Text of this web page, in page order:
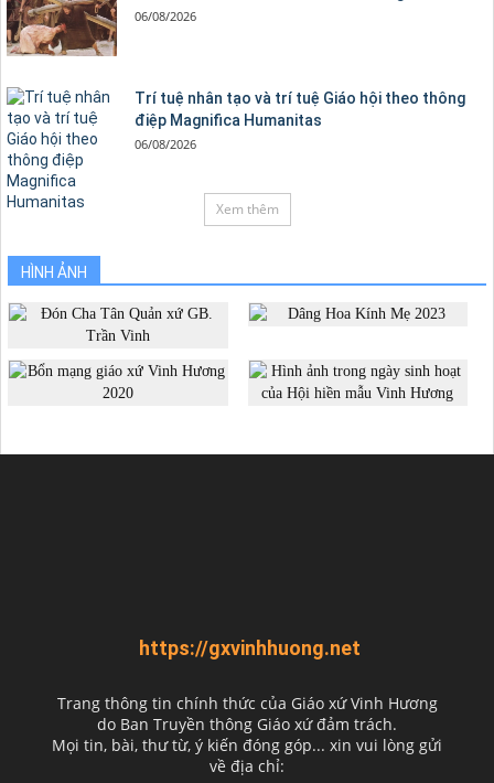
06/08/2026
Trí tuệ nhân tạo và trí tuệ Giáo hội theo thông
điệp Magnifica Humanitas
06/08/2026
Xem thêm
HÌNH ẢNH
https://gxvinhhuong.net
Trang thông tin chính thức của Giáo xứ Vinh Hương
do Ban Truyền thông Giáo xứ đảm trách.
Mọi tin, bài, thư từ, ý kiến đóng góp... xin vui lòng gửi
về địa chỉ: